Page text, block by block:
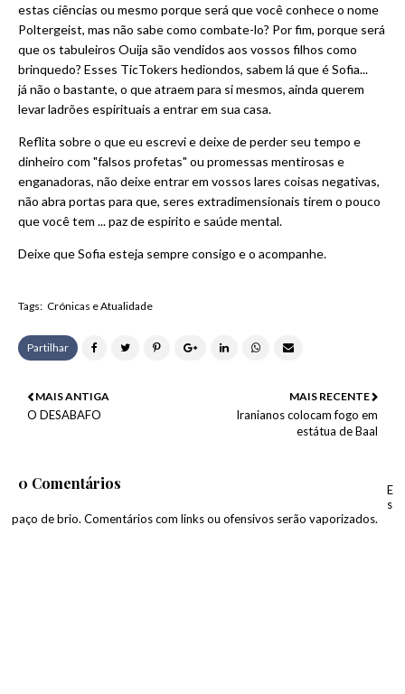
estas ciências ou mesmo porque será que você conhece o nome
Poltergeist, mas não sabe como combate-lo? Por fim, porque será
que os tabuleiros Ouija são vendidos aos vossos filhos como
brinquedo? Esses TicTokers hediondos, sabem lá que é Sofia...
já não o bastante, o que atraem para si mesmos, ainda querem
levar ladrões espirituais a entrar em sua casa.
Reflita sobre o que eu escrevi e deixe de perder seu tempo e
dinheiro com "falsos profetas" ou promessas mentirosas e
enganadoras, não deixe entrar em vossos lares coisas negativas,
não abra portas para que, seres extradimensionais tirem o pouco
que você tem ... paz de espirito e saúde mental.
Deixe que Sofia esteja sempre consigo e o acompanhe.
Tags: Crónicas e Atualidade
Partilhar
MAIS RECENTE
Iranianos colocam fogo em
estátua de Baal
MAIS ANTIGA
O DESABAFO
0 Comentários
E
s
paço de brio. Comentários com links ou ofensivos serão vaporizados.